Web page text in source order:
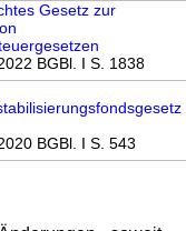
Gesetz zur
BGBl. I S. 1838
BGBl. I S. 543